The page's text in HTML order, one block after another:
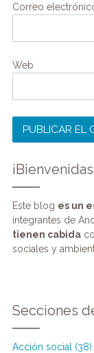
Correo
Web
Este blog es un
integrantes de
tienen cabida
sociales y
Secciones
Acción social (38)